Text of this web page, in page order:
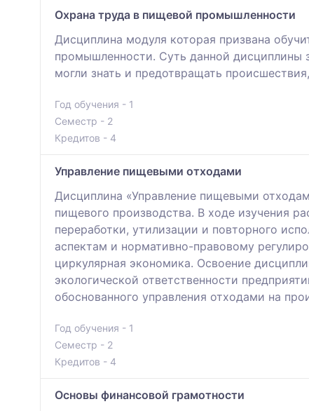
Охрана труда в пищевой промышленности
Дисциплина модуля которая призвана
промышленности. Суть данной дисциплины
могли знать и предотвращать
Год обучения - 1
Семестр - 2
Кредитов - 4
Управление пищевыми отходами
Дисциплина «Управление пищевыми
пищевого производства. В ходе изучения
переработки, утилизации и повторного
аспектам и нормативно-правовому
циркулярная экономика. Освоение
экологической ответственности
обоснованного управления отходами на
Год обучения - 1
Семестр - 2
Кредитов - 4
Основы финансовой грамотности